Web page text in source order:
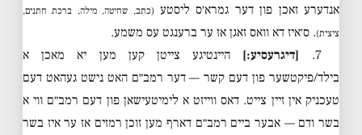
אנדערע זאכן פון דער גמרא׳ס ליסטע (כתב, שחיטה, מילה, ברכת חתנים,
ציצית). ס׳איז דא וואס זאגן אז ער ברענגט עס משמע.
7.
[דיגרעסיע:] היינטיגע צייטן קען מען יא מאכן א
בילד/פיקטשער פון דעם קשר — דער רמב״ם האט נישט געהאט דעם
טעכניק אין זיין צייט. דאס ווייזט א לימיטעישאן פון דעם רמב״ם ווי א
בשר ודם — אבער ביים רמב״ם דארף מען זוכן רמזים אז ער איז בשר